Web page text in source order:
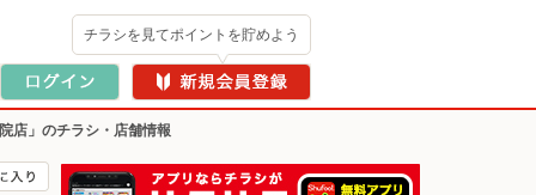
チラシを見てポイントを貯めよう
店」のチラシ・店舗情報